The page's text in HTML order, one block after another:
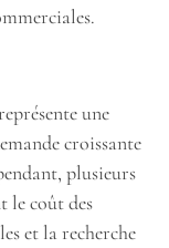
une
croissante
plusieurs
le coût des
et la recherche